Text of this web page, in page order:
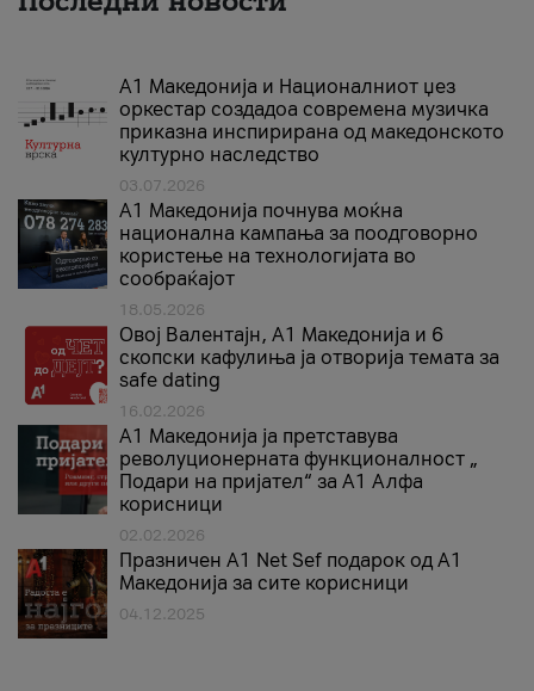
А1 Македонија и Националниот џез
оркестар создадоа современа музичка
приказна инспирирана од македонското
културно наследство
03.07.2026
A1 Македонија почнува моќна
национална кампања за поодговорно
користење на технологијата во
сообраќајот
18.05.2026
Овој Валентајн, A1 Македонија и 6
скопски кафулиња ја отворија темата за
safe dating
16.02.2026
А1 Македонија ја претставува
револуционерната функционалност „
Подари на пријател“ за А1 Алфа
корисници
02.02.2026
Празничен A1 Net Sеf подарок од А1
Македонија за сите корисници
04.12.2025